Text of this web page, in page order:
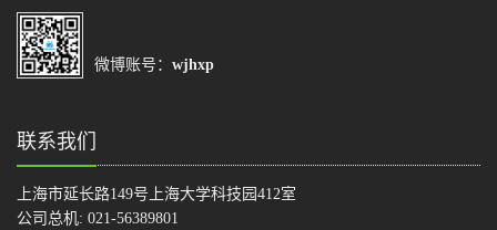
微博账号： wjhxp
联系我们
上海市延长路149号上海大学科技园412室
公司总机: 021-56389801